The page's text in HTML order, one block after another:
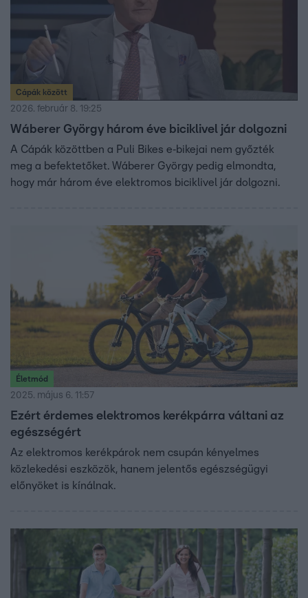
Cápák között
2026. február 8. 19:25
Wáberer György három éve biciklivel jár dolgozni
A Cápák közöttben a Puli Bikes e‑bikejai nem győzték
meg a befektetőket. Wáberer György pedig elmondta,
hogy már három éve elektromos biciklivel jár dolgozni.
Életmód
2025. május 6. 11:57
Ezért érdemes elektromos kerékpárra váltani az
egészségért
Az elektromos kerékpárok nem csupán kényelmes
közlekedési eszközök, hanem jelentős egészségügyi
előnyöket is kínálnak.